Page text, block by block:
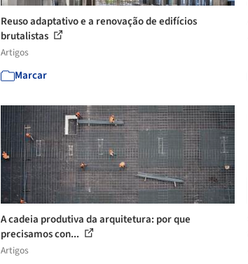
Reuso adaptativo e a renovação de edifícios
brutalistas
Artigos
Marcar
A cadeia produtiva da arquitetura: por que
precisamos con...
Artigos